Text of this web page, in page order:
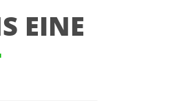
EINE